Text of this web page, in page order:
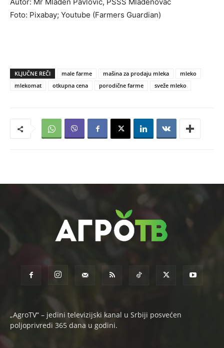
Foto: Pixabay; Youtube (Farmers Guardian)
KLJUČNE REČI male farme mašina za prodaju mleka
mleko
mlekomat
otkupna cena porodične farme sveže mleko
„AgroTV“ – jedini televizijski kanal u Srbiji posvećen
poljoprivredi 365 dana u godini.